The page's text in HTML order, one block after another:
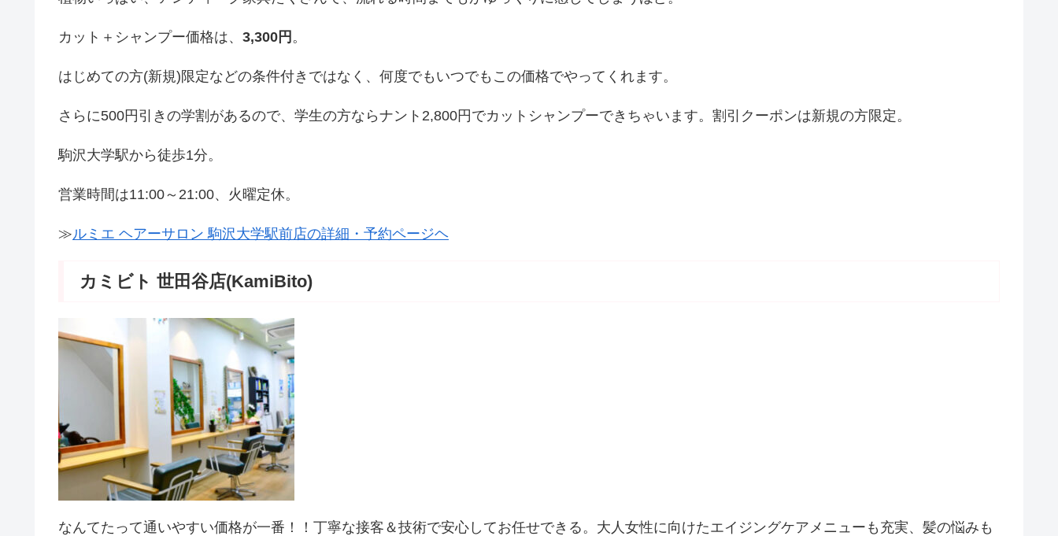
カット＋シャンプー価格は、 3,300円 。
はじめての方(新規)限定などの条件付きではなく、何度でもいつでもこの価格でやってくれます。
さらに500円引きの学割があるので、学生の方ならナント2,800円でカットシャンプーできちゃいます。割引クーポンは新規の方限定。
駒沢大学駅から徒歩1分。
営業時間は11:00～21:00、火曜定休。
≫ルミエ ヘアーサロン 駒沢大学駅前店の詳細・予約ページヘ
カミビト 世田谷店(KamiBito)
なんてたって通いやすい価格が一番！！丁寧な接客＆技術で安心してお任せできる。大人女性に向けたエイジングケアメニューも充実、髪の悩みも